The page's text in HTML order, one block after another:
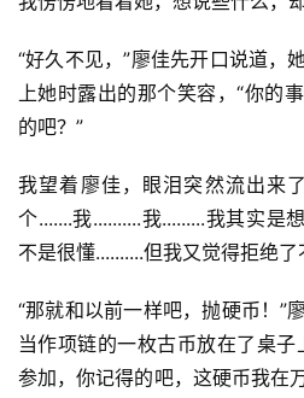
“好久不见，”廖佳先开口说道，
上她时露出的那个笑容，“你的
的吧？”
我望着廖佳，眼泪突然流出来
个.......我..........我.........我其实
不是很懂..........但我又觉得拒绝了
“那就和以前一样吧，抛硬币！”
当作项链的一枚古币放在了桌
参加，你记得的吧，这硬币我在